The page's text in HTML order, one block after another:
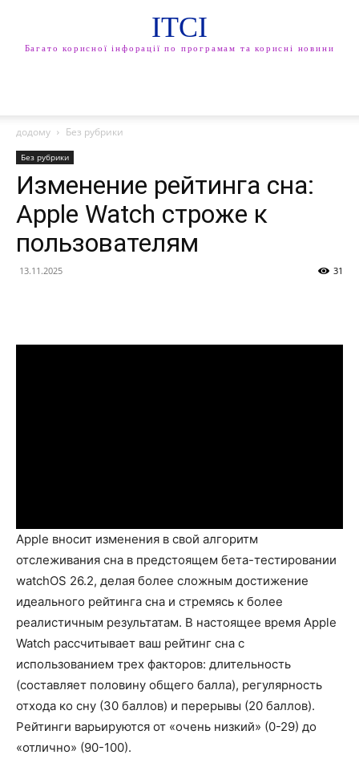
ITCI
Багато корисної інфорації по програмам та корисні новини
додому Без рубрики
Без рубрики
Изменение рейтинга сна:
Apple Watch строже к
пользователям
13.11.2025 31
Apple вносит изменения в свой алгоритм
отслеживания сна в предстоящем бета-тестировании
watchOS 26.2, делая более сложным достижение
идеального рейтинга сна и стремясь к более
реалистичным результатам. В настоящее время Apple
Watch рассчитывает ваш рейтинг сна с
использованием трех факторов: длительность
(составляет половину общего балла), регулярность
отхода ко сну (30 баллов) и перерывы (20 баллов).
Рейтинги варьируются от «очень низкий» (0-29) до
«отлично» (90-100).